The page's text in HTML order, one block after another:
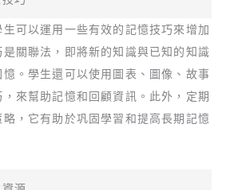
可以運用一些有效的記憶技巧來增加
關聯法，即將新的知識與已知的知識
。學生還可以使用圖表、圖像、故事
來幫助記憶和回顧資訊。此外，定期
，它有助於巩固學習和提高長期記憶